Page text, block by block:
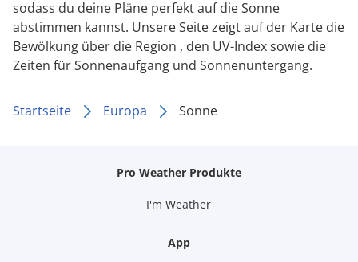
sodass du deine Pläne perfekt auf die Sonne
abstimmen kannst. Unsere Seite zeigt auf der Karte die
Bewölkung über die Region , den UV-Index sowie die
Zeiten für Sonnenaufgang und Sonnenuntergang.
Startseite Europa Sonne
Pro Weather Produkte
I'm Weather
App